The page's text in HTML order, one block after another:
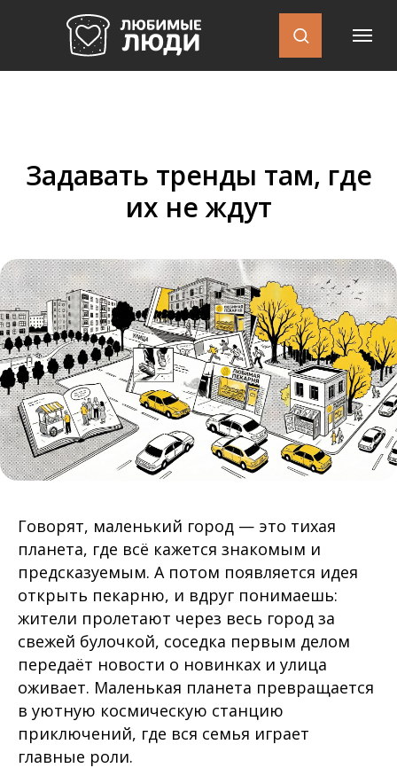
Задавать тренды там, где
их не ждут
Говорят, маленький город — это тихая
планета, где всё кажется знакомым и
предсказуемым. А потом появляется идея
открыть пекарню, и вдруг понимаешь:
жители пролетают через весь город за
свежей булочкой, соседка первым делом
передаёт новости о новинках и улица
оживает. Маленькая планета превращается
в уютную космическую станцию
приключений, где вся семья играет
главные роли.